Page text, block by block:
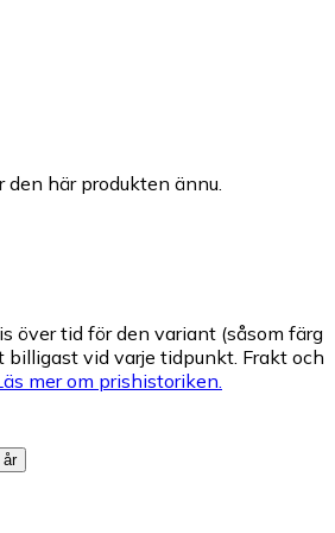
här produkten ännu.
över tid för den variant (såsom färg
billigast vid varje tidpunkt. Frakt och
mer om prishistoriken.
år